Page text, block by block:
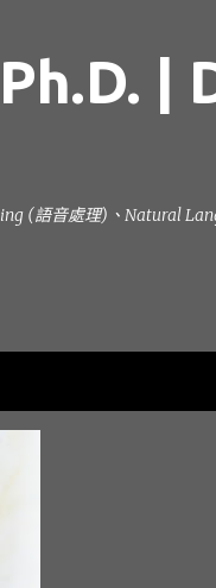
|
(語音處理)、Natural